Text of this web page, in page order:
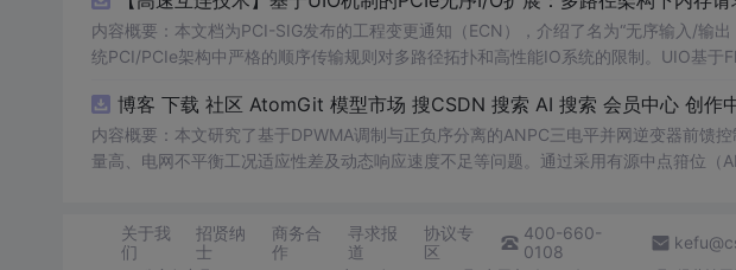
内容概要：本文档为PCI-SIG发布的工程变更通知（ECN），介绍了名为“无序输入/输
统PCI/PCIe架构中严格的顺序传输规则对多路径拓扑和高性能IO系统的限制。UIO基于
O
内容概要：本文研究了基于DPWMA调制与正负序分离的ANPC三电平并网逆变器前馈
量高、电网不平衡工况适应性差及动态响应速度不足等问题。通过采用有源中点箝位（
结果显示，所提出的控制策略能有效降低并网谐波含量，提升锁相精度与系统动态稳定
合人群：具备一定电力电子基础知识和仿真技能的研发人员，尤其是从事新能源发电、
关于我
们
招贤纳
士
商务合
作
寻求报
道
协议专
区
400-660-
0108